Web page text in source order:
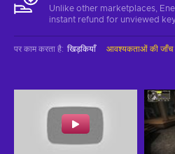
Unlike other marketplaces,
instant refund for unviewed
पर काम करता है: खिड़कियाँ आवश्यकताओं की जाँच